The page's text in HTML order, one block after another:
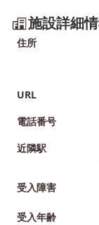
施設詳細
住所
URL
電話番号
近隣駅
受入障害
受入年齢